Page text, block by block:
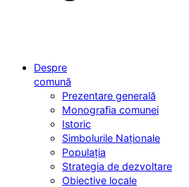
Despre
comună
Prezentare generală
Monografia comunei
Istoric
Simbolurile Naționale
Populația
Strategia de dezvoltare
Obiective locale